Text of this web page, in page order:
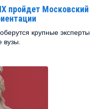
пройдет Московский
крупные эксперты
вузы.